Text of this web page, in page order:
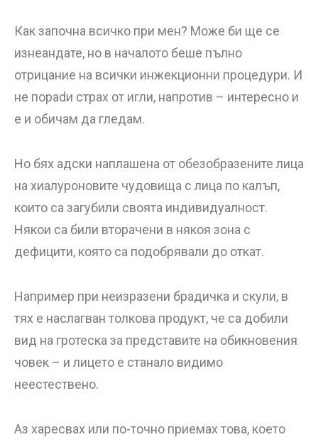
Как започна всичко при мен? Може би ще се
изнеандате, но в началото беше пълно
отрицание на всички инжекционни процедури. И
не порadи страх от игли, напротив – интересно и
е и обичам да гледам.
Но бях адски наплашена от обезобразените лица
на хиалуроновите чудовища с лица по калъп,
които са загубили своята индивидуалност.
Някои са били вторачени в някоя зона с
дефицити, която са подобрявали до откат.
Например при неизразени брадичка и скули, в
тях е наслагван толкова продукт, че са добили
вид на гротеска за представите на обикновения
човек – и лицето е станало видимо
неестествено.
Аз харесвах или по-точно приемах това, което